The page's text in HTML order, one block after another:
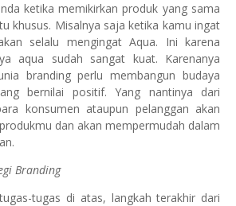
ketika memikirkan produk yang sama
khusus. Misalnya saja ketika kamu ingat
selalu mengingat Aqua. Ini karena
aqua sudah sangat kuat. Karenanya
branding perlu membangun budaya
bernilai positif. Yang nantinya dari
konsumen ataupun pelanggan akan
dan akan mempermudah dalam
Branding
tugas di atas, langkah terakhir dari